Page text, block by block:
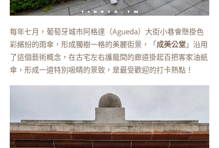
每年七月，葡萄牙城市阿格達（Agueda）大街小巷會懸掛色
彩繽紛的雨傘，形成獨樹一格的美麗街景，「成美公堂 」沿用
了這個藝術概念，在古宅左右護龍間的廊道掛起百把客家油紙
傘，形成一道特別吸睛的景致，是最受歡迎的打卡熱點！